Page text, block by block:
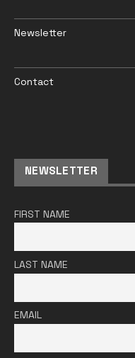
Newsletter
Contact
NEWSLETTER
FIRST NAME
LAST NAME
EMAIL